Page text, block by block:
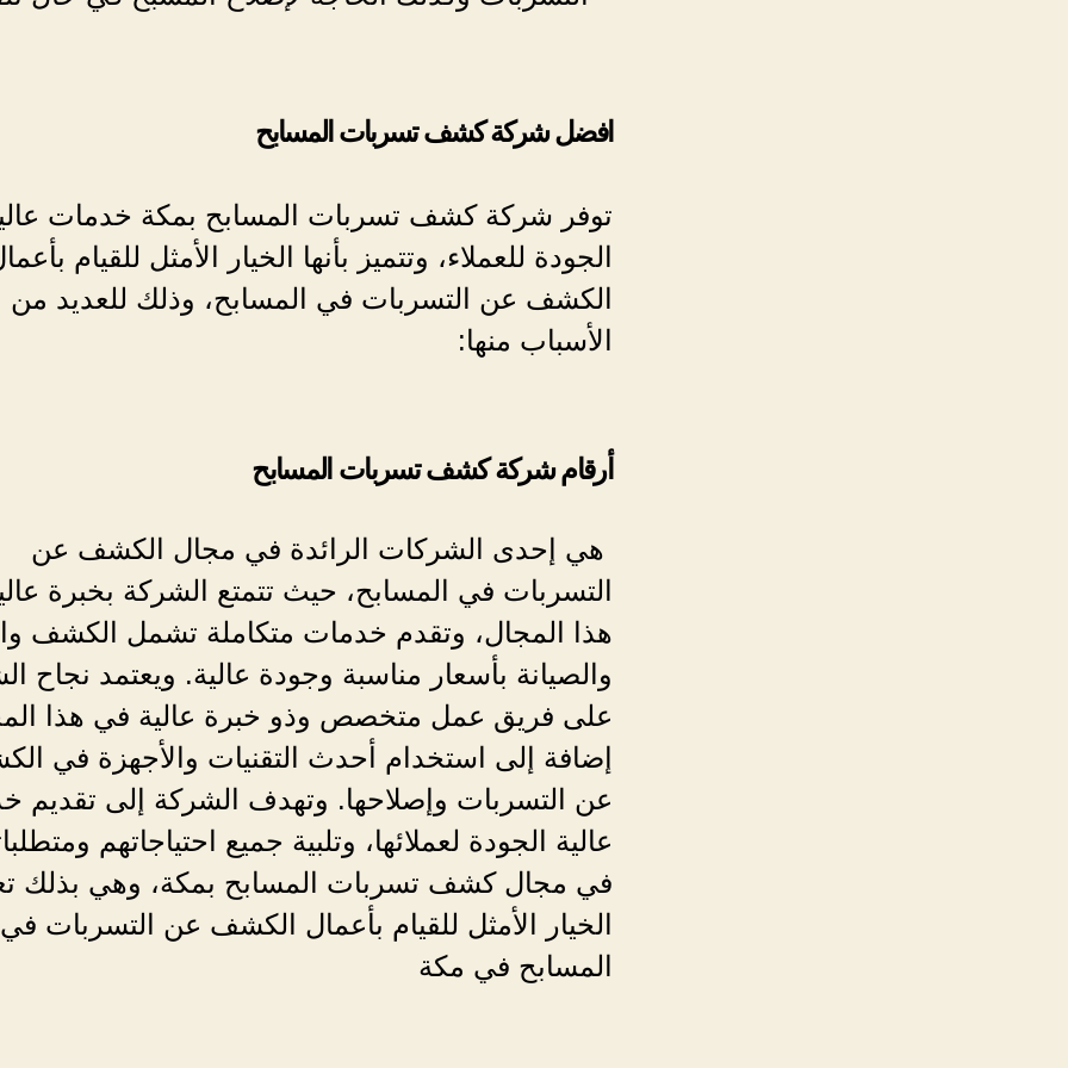
افضل شركة كشف تسربات المسابح
توفر شركة كشف تسربات المسابح بمكة خدمات
الجودة للعملاء، وتتميز بأنها الخيار الأمثل للقيام
الكشف عن التسربات في المسابح، وذلك للعديد من
الأسباب منها:
أرقام شركة كشف تسربات المسابح
هي إحدى الشركات الرائدة في مجال الكشف عن
التسربات في المسابح، حيث تتمتع الشركة بخبرة
هذا المجال، وتقدم خدمات متكاملة تشمل الكشف
والصيانة بأسعار مناسبة وجودة عالية. ويعتمد نجاح
على فريق عمل متخصص وذو خبرة عالية في هذا
إضافة إلى استخدام أحدث التقنيات والأجهزة في
عن التسربات وإصلاحها. وتهدف الشركة إلى تقديم
عالية الجودة لعملائها، وتلبية جميع احتياجاتهم
في مجال كشف تسربات المسابح بمكة، وهي بذلك
الخيار الأمثل للقيام بأعمال الكشف عن التسربات في
المسابح في مكة